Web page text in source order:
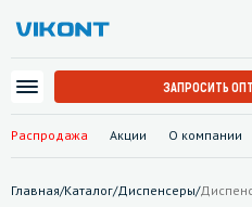
Распродажа Акции О компании
ЗАПРОСИТЬ
Главная/Каталог/Диспенсеры/